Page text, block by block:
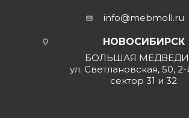
info@mebmoll.ru
НОВОСИБИРСК
БОЛЬШАЯ
ул. Светлановская, 50,
сектор 31 и 32